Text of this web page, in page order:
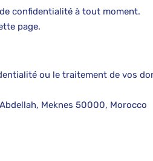
confidentialité à tout moment.
page.
ou le traitement de vos
Meknes 50000, Morocco